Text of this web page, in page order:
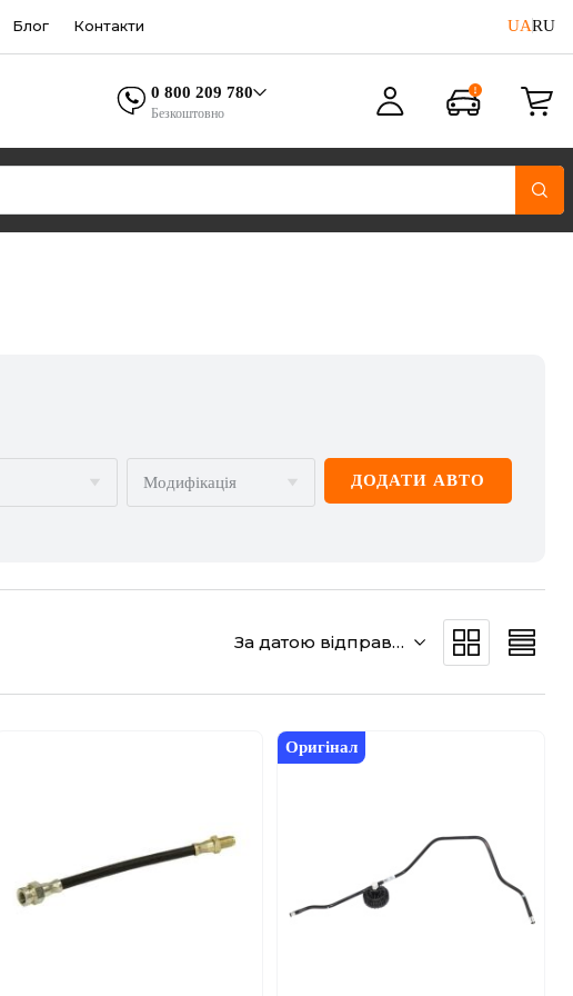
Блог Контакти UARU
0 800 209 780
Безкоштовно
GREAT WALL HAVAL
SSANGYONG
Модифікація ДОДАТИ АВТО
За датою відправки
Оригінал